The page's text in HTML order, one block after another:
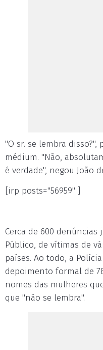
"O sr. se lembra disso?",
médium. "Não,
é verdade", negou João
[irp posts="56959" ]
Cerca de 600
Público, de vítimas de
países. Ao todo, a
depoimento formal de
nomes das mulheres
que "não se lembra".